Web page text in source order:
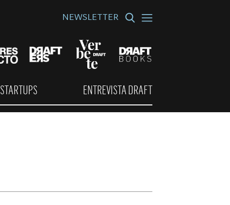
NEWSLETTER
STARTUPS ENTREVISTA DRAFT